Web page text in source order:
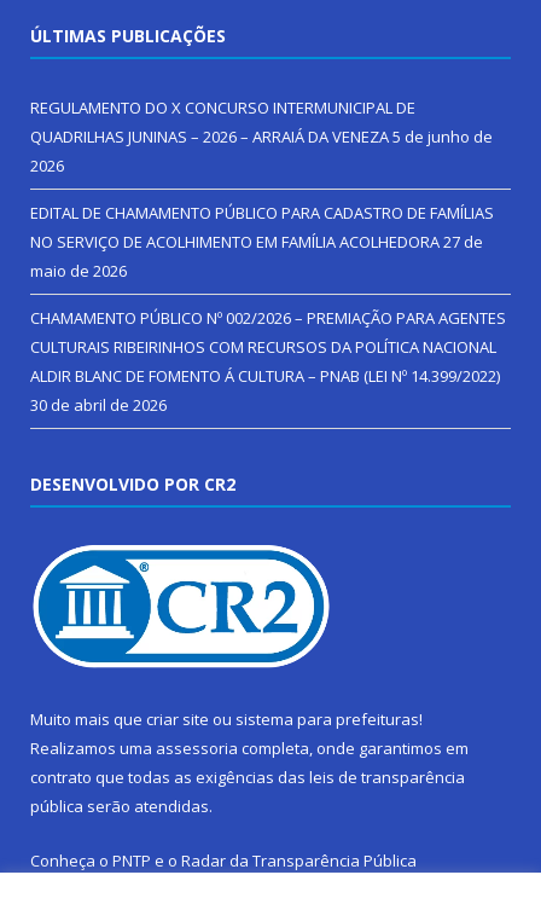
ÚLTIMAS PUBLICAÇÕES
REGULAMENTO DO X CONCURSO INTERMUNICIPAL DE
QUADRILHAS JUNINAS – 2026 – ARRAIÁ DA VENEZA5 de junho de
2026
EDITAL DE CHAMAMENTO PÚBLICO PARA CADASTRO DE FAMÍLIAS
NO SERVIÇO DE ACOLHIMENTO EM FAMÍLIA ACOLHEDORA27 de
maio de 2026
CHAMAMENTO PÚBLICO Nº 002/2026 – PREMIAÇÃO PARA AGENTES
CULTURAIS RIBEIRINHOS COM RECURSOS DA POLÍTICA NACIONAL
ALDIR BLANC DE FOMENTO Á CULTURA – PNAB (LEI Nº 14.399/2022)
30 de abril de 2026
DESENVOLVIDO POR CR2
Muito mais que criar site ou sistema para prefeituras!
Realizamos uma assessoria completa, onde garantimos em
contrato que todas as exigências das leis de transparência
pública serão atendidas.
Conheça o PNTP e o Radar da Transparência Pública